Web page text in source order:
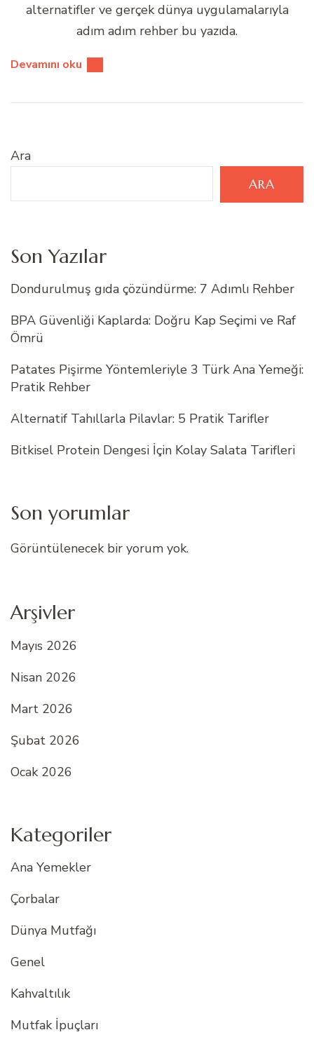
alternatifler ve gerçek dünya uygulamalarıyla
adım adım rehber bu yazıda.
Devamını oku
Ara
ARA
Son Yazılar
Dondurulmuş gıda çözündürme: 7 Adımlı Rehber
BPA Güvenliği Kaplarda: Doğru Kap Seçimi ve Raf
Ömrü
Patates Pişirme Yöntemleriyle 3 Türk Ana Yemeği:
Pratik Rehber
Alternatif Tahıllarla Pilavlar: 5 Pratik Tarifler
Bitkisel Protein Dengesi İçin Kolay Salata Tarifleri
Son yorumlar
Görüntülenecek bir yorum yok.
Arşivler
Mayıs 2026
Nisan 2026
Mart 2026
Şubat 2026
Ocak 2026
Kategoriler
Ana Yemekler
Çorbalar
Dünya Mutfağı
Genel
Kahvaltılık
Mutfak İpuçları